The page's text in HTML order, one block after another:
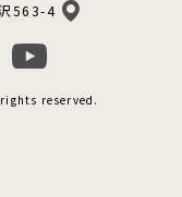
563-4
reserved.